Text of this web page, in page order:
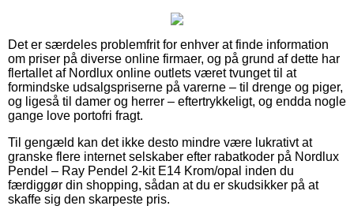
Det er særdeles problemfrit for enhver at finde information
om priser på diverse online firmaer, og på grund af dette har
flertallet af Nordlux online outlets været tvunget til at
formindske udsalgspriserne på varerne – til drenge og piger,
og ligeså til damer og herrer – eftertrykkeligt, og endda nogle
gange love portofri fragt.
Til gengæld kan det ikke desto mindre være lukrativt at
granske flere internet selskaber efter rabatkoder på Nordlux
Pendel – Ray Pendel 2-kit E14 Krom/opal inden du
færdiggør din shopping, sådan at du er skudsikker på at
skaffe sig den skarpeste pris.